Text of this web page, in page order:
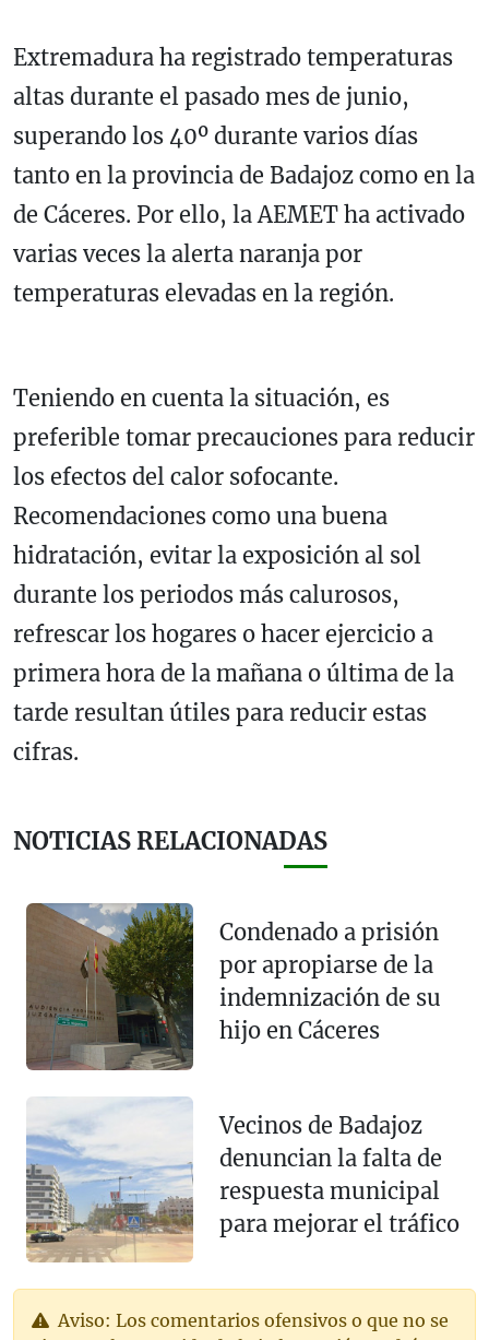
Extremadura ha registrado temperaturas
altas durante el pasado mes de junio,
superando los 40º durante varios días
tanto en la provincia de Badajoz como en la
de Cáceres. Por ello, la AEMET ha activado
varias veces la alerta naranja por
temperaturas elevadas en la región.
Teniendo en cuenta la situación, es
preferible tomar precauciones para reducir
los efectos del calor sofocante.
Recomendaciones como una buena
hidratación, evitar la exposición al sol
durante los periodos más calurosos,
refrescar los hogares o hacer ejercicio a
primera hora de la mañana o última de la
tarde resultan útiles para reducir estas
cifras.
NOTICIAS RELACIONADAS
Condenado a prisión
por apropiarse de la
indemnización de su
hijo en Cáceres
Vecinos de Badajoz
denuncian la falta de
respuesta municipal
para mejorar el tráfico
Aviso: Los comentarios ofensivos o que no se